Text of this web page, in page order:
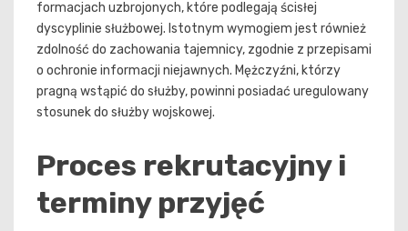
formacjach uzbrojonych, które podlegają ścisłej
dyscyplinie służbowej. Istotnym wymogiem jest również
zdolność do zachowania tajemnicy, zgodnie z przepisami
o ochronie informacji niejawnych. Mężczyźni, którzy
pragną wstąpić do służby, powinni posiadać uregulowany
stosunek do służby wojskowej.
Proces rekrutacyjny i
terminy przyjęć